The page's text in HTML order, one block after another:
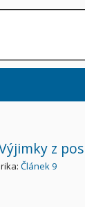
z
Článek 9